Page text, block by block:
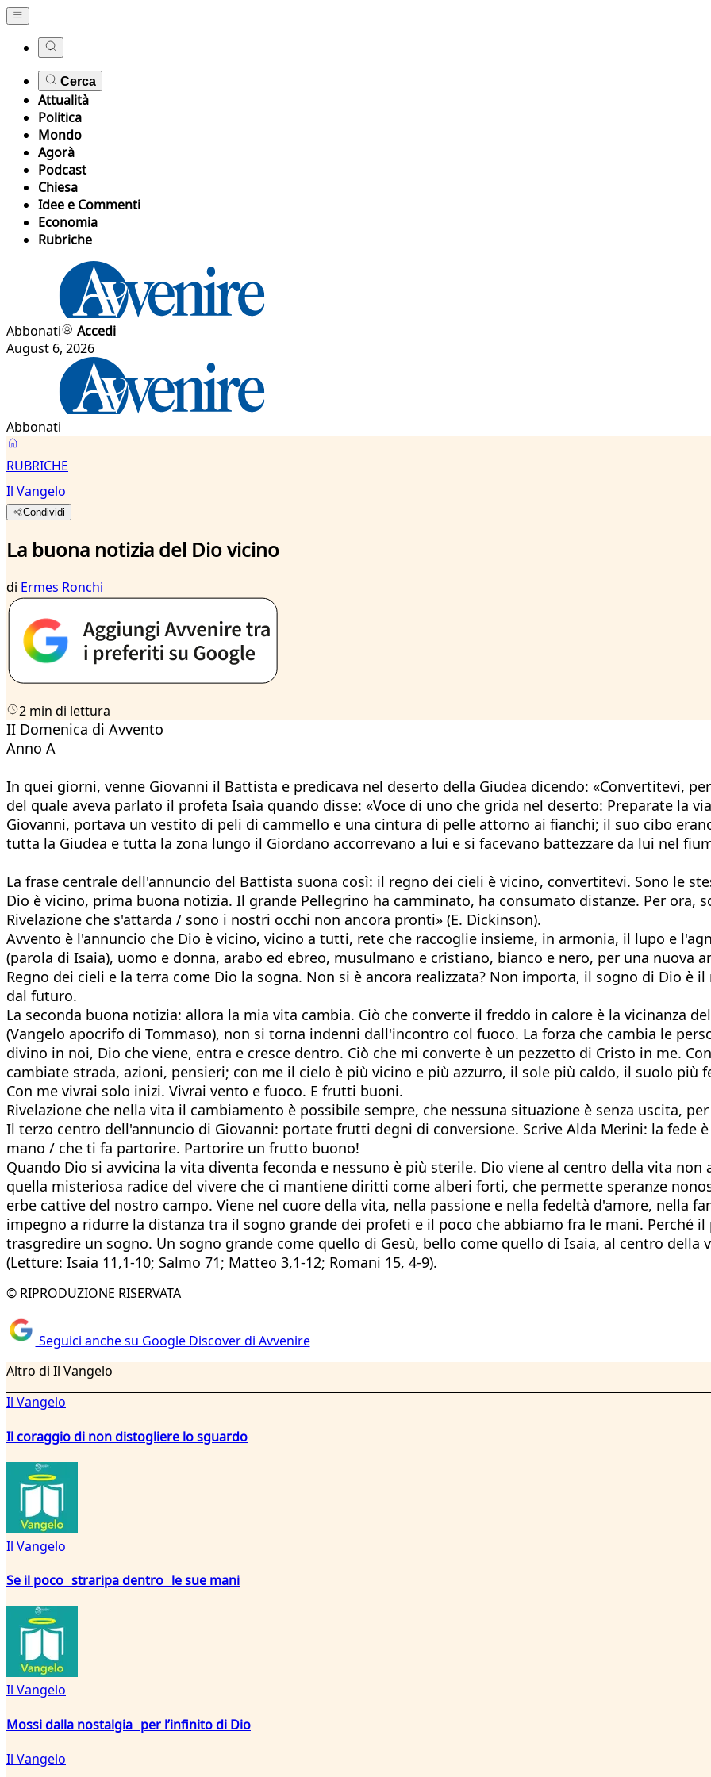
Cerca
Attualità
Politica
Mondo
Agorà
Podcast
Chiesa
Idee e Commenti
Economia
Rubriche
Abbonati
Accedi
August 6, 2026
Abbonati
RUBRICHE
Il Vangelo
Condividi
La buona notizia del Dio vicino
di Ermes Ronchi
2 min di lettura
II Domenica di Avvento
Anno A
In quei giorni, venne Giovanni il Battista e predicava nel deserto della Giudea dicendo: «Convertitevi,
del quale aveva parlato il profeta Isaìa quando disse: «Voce di uno che grida nel deserto: Preparate la
Giovanni, portava un vestito di peli di cammello e una cintura di pelle attorno ai fianchi; il suo cibo
tutta la Giudea e tutta la zona lungo il Giordano accorrevano a lui e si facevano battezzare da lui nel
La frase centrale dell'annuncio del Battista suona così: il regno dei cieli è vicino, convertitevi. Sono le
Dio è vicino, prima buona notizia. Il grande Pellegrino ha camminato, ha consumato distanze. Per ora,
Rivelazione che s'attarda / sono i nostri occhi non ancora pronti» (E. Dickinson).
Avvento è l'annuncio che Dio è vicino, vicino a tutti, rete che raccoglie insieme, in armonia, il lupo e
(parola di Isaia), uomo e donna, arabo ed ebreo, musulmano e cristiano, bianco e nero, per una
Regno dei cieli e la terra come Dio la sogna. Non si è ancora realizzata? Non importa, il sogno di Dio
dal futuro.
La seconda buona notizia: allora la mia vita cambia. Ciò che converte il freddo in calore è la vicinanza
(Vangelo apocrifo di Tommaso), non si torna indenni dall'incontro col fuoco. La forza che cambia le
divino in noi, Dio che viene, entra e cresce dentro. Ciò che mi converte è un pezzetto di Cristo in me.
cambiate strada, azioni, pensieri; con me il cielo è più vicino e più azzurro, il sole più caldo, il suolo
Con me vivrai solo inizi. Vivrai vento e fuoco. E frutti buoni.
Rivelazione che nella vita il cambiamento è possibile sempre, che nessuna situazione è senza uscita,
Il terzo centro dell'annuncio di Giovanni: portate frutti degni di conversione. Scrive Alda Merini: la fede
mano / che ti fa partorire. Partorire un frutto buono!
Quando Dio si avvicina la vita diventa feconda e nessuno è più sterile. Dio viene al centro della vita
quella misteriosa radice del vivere che ci mantiene diritti come alberi forti, che permette speranze
erbe cattive del nostro campo. Viene nel cuore della vita, nella passione e nella fedeltà d'amore, nella
impegno a ridurre la distanza tra il sogno grande dei profeti e il poco che abbiamo fra le mani. Perché
trasgredire un sogno. Un sogno grande come quello di Gesù, bello come quello di Isaia, al centro della
(Letture: Isaia 11,1-10; Salmo 71; Matteo 3,1-12; Romani 15, 4-9).
© RIPRODUZIONE RISERVATA
Seguici anche su Google Discover di Avvenire
Altro di Il Vangelo
Il Vangelo
Il coraggio di non distogliere lo sguardo
Il Vangelo
Se il poco straripa dentro le sue mani
Il Vangelo
Mossi dalla nostalgia per l’infinito di Dio
Il Vangelo